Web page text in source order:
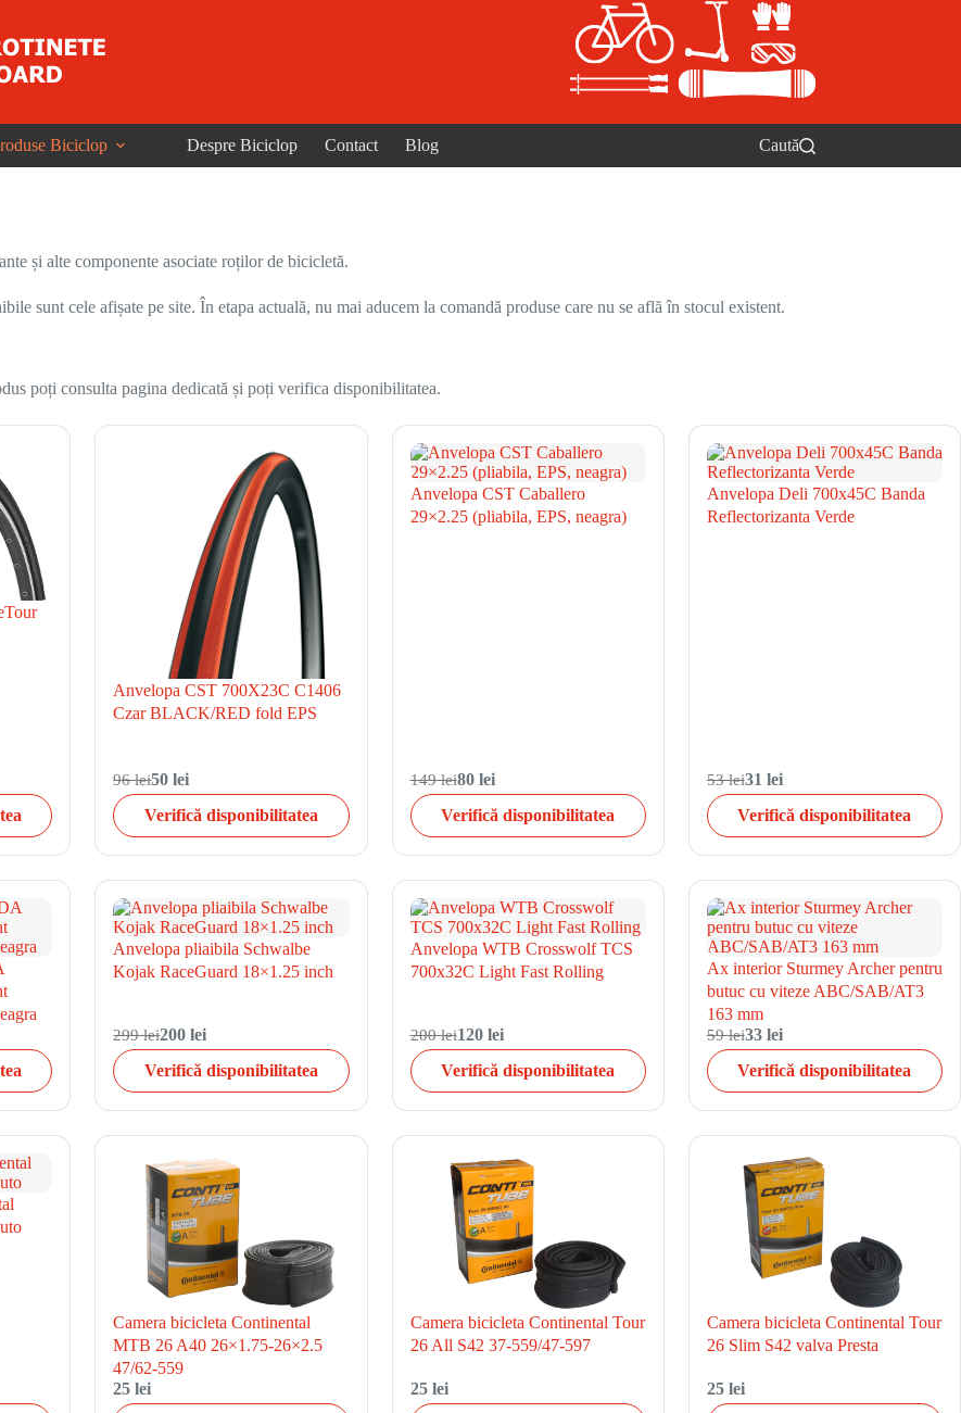
Biciclop Despre Biciclop Contact Blog Caută
și alte componente asociate roților de bicicletă.
sunt cele afișate pe site. În etapa actuală, nu mai aducem la comandă produse care nu se află în stocul existent.
poți consulta pagina dedicată și poți verifica disponibilitatea.
Anvelopa CST 700X23C C1406
Czar BLACK/RED fold EPS
96 lei50 lei
Verifică disponibilitatea
Anvelopa CST Caballero
29×2.25 (pliabila, EPS, neagra)
149 lei80 lei
Verifică disponibilitatea
Anvelopa Deli 700x45C Banda
Reflectorizanta Verde
53 lei31 lei
Verifică disponibilitatea
Anvelopa pliaibila Schwalbe
Kojak RaceGuard 18×1.25 inch
299 lei200 lei
Verifică disponibilitatea
Anvelopa WTB Crosswolf TCS
700x32C Light Fast Rolling
200 lei120 lei
Verifică disponibilitatea
Ax interior Sturmey Archer pentru
butuc cu viteze ABC/SAB/AT3
163 mm
59 lei33 lei
Verifică disponibilitatea
Camera bicicleta Continental
MTB 26 A40 26×1.75-26×2.5
47/62-559
25 lei
Camera bicicleta Continental Tour
26 All S42 37-559/47-597
25 lei
Camera bicicleta Continental Tour
26 Slim S42 valva Presta
25 lei